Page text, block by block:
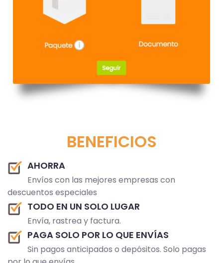
BENEFICIOS
AHORRA
Envíos con las mejores empresas con
descuentos especiales
TODO EN UN SOLO LUGAR
Envía, rastrea y factura.
PAGA SOLO POR LO QUE ENVÍAS
Sin pagos anticipados o depósitos. Solo pagas